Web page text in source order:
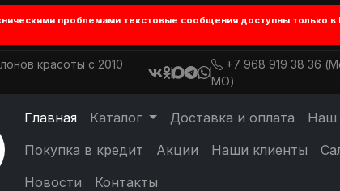
проблемами текстовые сообщения доступны только в
красоты с 2010
+7 968 919 38 36
МО)
Главная Каталог Доставка и оплата
Наш
Покупка в кредит
Акции Наши клиенты
Новости
Контакты